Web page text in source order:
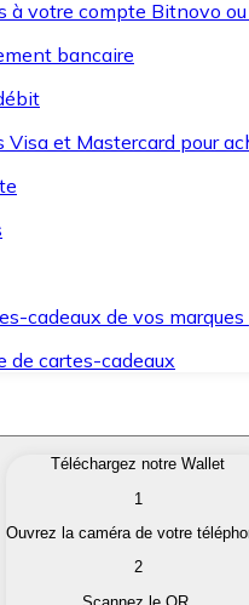
à votre compte Bitnovo
bancaire
Visa et Mastercard pour
cadeaux de vos
de cartes-cadeaux
qui vous
cryptomonnaies en
Téléchargez notre Wallet
1
Ouvrez la caméra de votre
2